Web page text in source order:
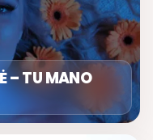
– TU MANO